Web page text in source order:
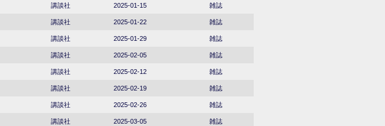
講談社 2025-01-15 雑誌
講談社 2025-01-22 雑誌
講談社 2025-01-29 雑誌
講談社 2025-02-05 雑誌
講談社 2025-02-12 雑誌
講談社 2025-02-19 雑誌
講談社 2025-02-26 雑誌
講談社 2025-03-05 雑誌